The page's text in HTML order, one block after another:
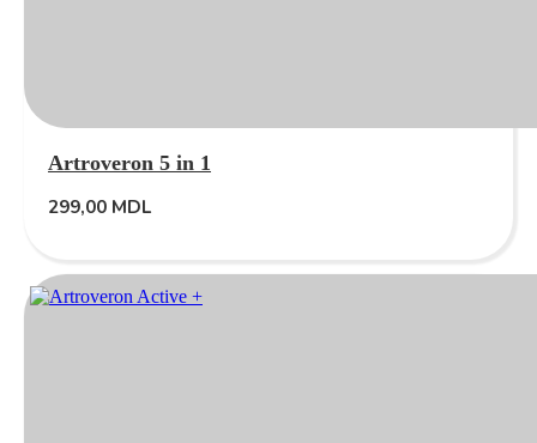
Artroveron 5 in 1
299,00 MDL